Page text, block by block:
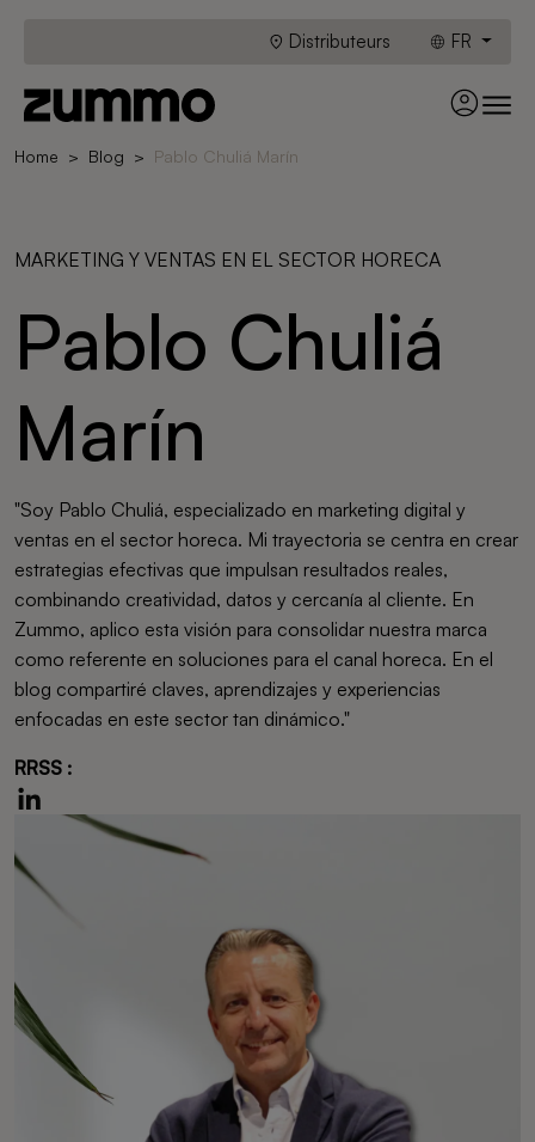
Distributeurs FR
Home Blog Pablo Chuliá Marín
MARKETING Y VENTAS EN EL SECTOR HORECA
Pablo Chuliá
Marín
"Soy Pablo Chuliá, especializado en marketing digital y
ventas en el sector horeca. Mi trayectoria se centra en crear
estrategias efectivas que impulsan resultados reales,
combinando creatividad, datos y cercanía al cliente. En
Zummo, aplico esta visión para consolidar nuestra marca
como referente en soluciones para el canal horeca. En el
blog compartiré claves, aprendizajes y experiencias
enfocadas en este sector tan dinámico."
RRSS :